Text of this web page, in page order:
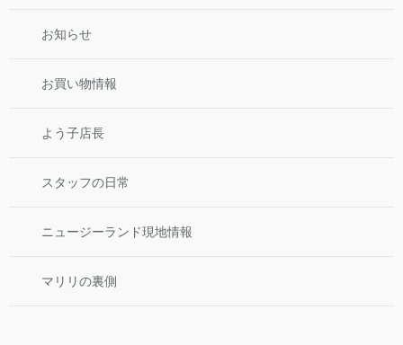
お知らせ
お買い物情報
よう子店長
スタッフの日常
ニュージーランド現地情報
マリリの裏側